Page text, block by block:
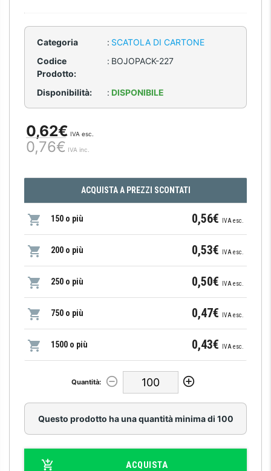
Categoria : SCATOLA DI CARTONE
Codice
Prodotto:
: BOJOPACK-227
Disponibilità: : DISPONIBILE
0,62€ IVA esc.
0,76€ IVA inc.
ACQUISTA A PREZZI SCONTATI
150 o più 0,56€ IVA esc.
200 o più 0,53€ IVA esc.
250 o più 0,50€ IVA esc.
750 o più 0,47€ IVA esc.
1500 o più 0,43€ IVA esc.
Quantità:
Questo prodotto ha una quantità minima di 100
ACQUISTA